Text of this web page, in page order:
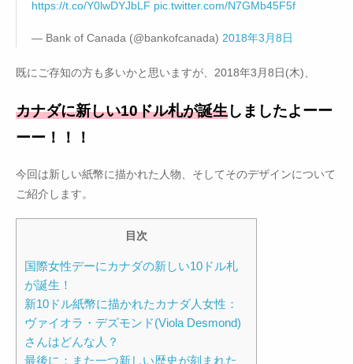
https://t.co/Y0lwDYJbLF pic.twitter.com/N7GMb45F5f
— Bank of Canada (@bankofcanada) 2018年3月8日
既にご存知の方も多いかと思いますが、2018年3月8日(木)、
カナダに新しい10ドル札が誕生しましたよーー
ーー！！！
今回は新しい紙幣に描かれた人物、そしてそのデザインについて
ご紹介します。
目次
国際女性デーにカナダの新しい10ドル札
が誕生！
新10ドル紙幣に描かれたカナダ人女性：
ヴァイオラ・デズモンド(Viola Desmond)
さんはどんな人？
最後に：また一つ新しい歴史が刻まれた